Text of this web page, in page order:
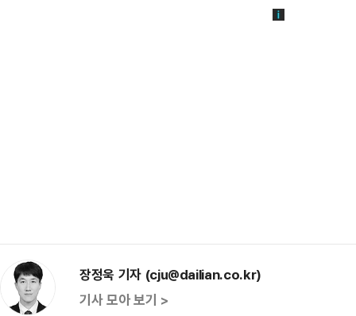
장정욱 기자 (cju@dailian.co.kr)
기사 모아 보기 >